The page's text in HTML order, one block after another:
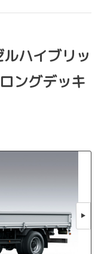
ハイブリッ
ングデッキ